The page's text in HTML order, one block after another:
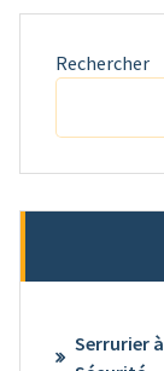
Rechercher
Serrurier